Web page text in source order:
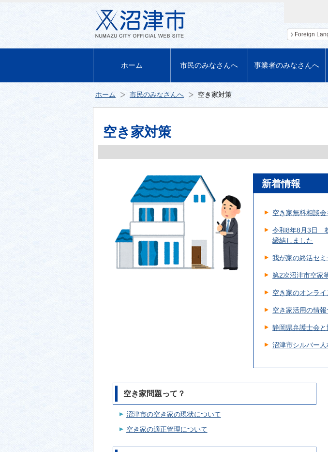
ホーム 市民のみなさんへ 事業者のみなさんへ
Foreign
ホーム 市民のみなさんへ 空き家対策
空き家対策
新着情報
空き家無料相談
令和8年8月3日
締結しました
我が家の終活セ
第2次沼津市空家
空き家のオンラ
空き家活用の情
静岡県弁護士会
沼津市シルバー
空き家問題って？
沼津市の空き家の現状について
空き家の適正管理について